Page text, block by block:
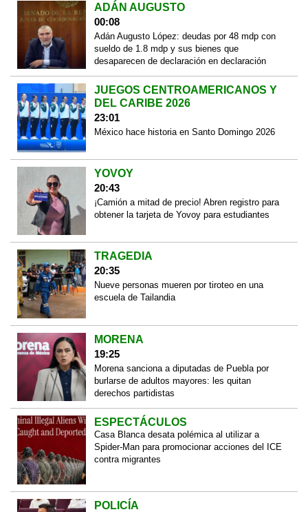
ADÁN AUGUSTO
00:08
Adán Augusto López: deudas por 48 mdp con
sueldo de 1.8 mdp y sus bienes que
desaparecen de declaración en declaración
JUEGOS CENTROAMERICANOS Y
DEL CARIBE 2026
23:01
México hace historia en Santo Domingo 2026
YOVOY
20:43
¡Camión a mitad de precio! Abren registro para
obtener la tarjeta de Yovoy para estudiantes
TRAGEDIA
20:35
Nueve personas mueren por tiroteo en una
escuela de Tailandia
MORENA
19:25
Morena sanciona a diputadas de Puebla por
burlarse de adultos mayores: les quitan
derechos partidistas
ESPECTÁCULOS
Casa Blanca desata polémica al utilizar a
Spider-Man para promocionar acciones del ICE
contra migrantes
POLICÍA